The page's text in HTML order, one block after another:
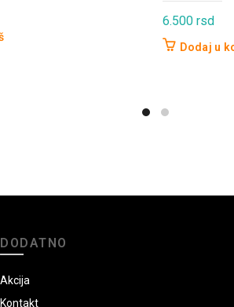
6.500rsd
Dodaj u
DODATNO
Akcija
Kontakt